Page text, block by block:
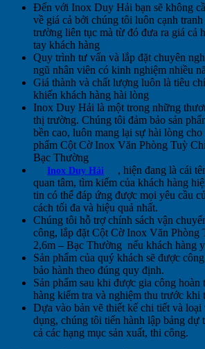
Đến với Inox Duy Hải bạn sẽ không
về giá cả bởi chúng tôi luôn cạnh
trường liên tục mà từ đó đưa ra giá cả
tay khách hàng
Quy trình tư vấn và lắp đặt chuyên
ngũ nhân viên có kinh nghiệm nhiều
Giá thành và chất lượng luôn là tiêu
khiến khách hàng hài lòng
Inox Duy Hải là một trong những
thị trường. Chúng tôi đảm bảo sản
bền cao, luôn mang lại sự hài lòng
phẩm Cột Cờ Inox Văn Phòng Tuỳ
Bạc Thường
Inox Duy Hải
, hiện đang là cái
quan tâm, tìm kiếm của khách hàng
tin có thể đáp ứng được mọi yêu cầu
cách tối đa và hiệu quả nhất.
Chúng tôi hỗ trợ chính sách vận
công, lắp đặt Cột Cờ Inox Văn Phòng
2,6m – Bạc Thường nếu khách hàng
Sản phẩm của quý khách sẽ được
bảo hành theo đúng quy định.
Sản phẩm sau khi được gia công hoàn
hàng kiểm tra và nghiệm thu trước khi
Dựa vào bản vẽ thiết kế chi tiết và
dụng, chúng tôi tiến hành lập bảng dự
cả các hạng mục sản xuất, thi công.